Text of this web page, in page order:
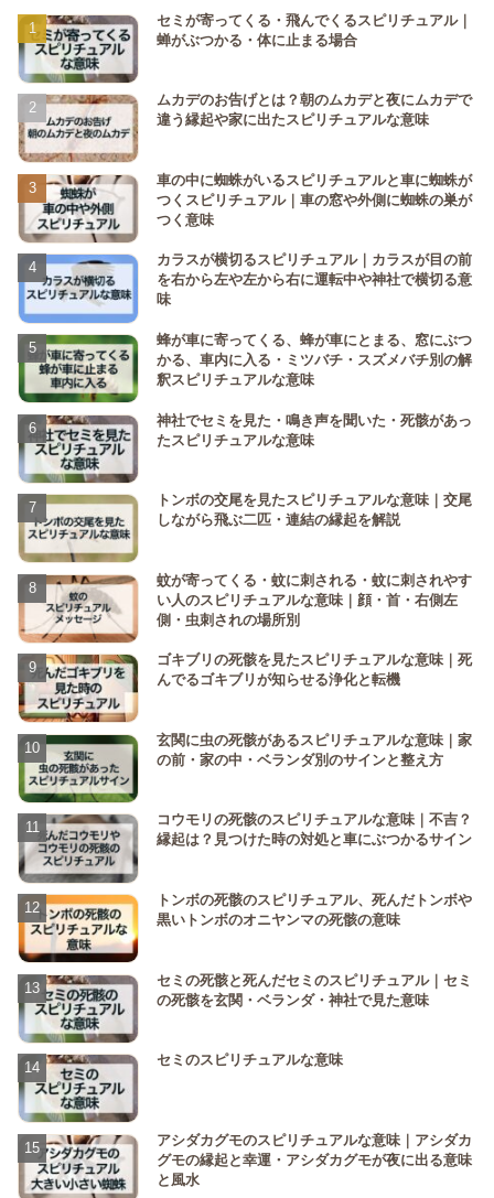
セミが寄ってくる・飛んでくるスピリチュアル｜
蝉がぶつかる・体に止まる場合
ムカデのお告げとは？朝のムカデと夜にムカデで
違う縁起や家に出たスピリチュアルな意味
車の中に蜘蛛がいるスピリチュアルと車に蜘蛛が
つくスピリチュアル｜車の窓や外側に蜘蛛の巣が
つく意味
カラスが横切るスピリチュアル｜カラスが目の前
を右から左や左から右に運転中や神社で横切る意
味
蜂が車に寄ってくる、蜂が車にとまる、窓にぶつ
かる、車内に入る・ミツバチ・スズメバチ別の解
釈スピリチュアルな意味
神社でセミを見た・鳴き声を聞いた・死骸があっ
たスピリチュアルな意味
トンボの交尾を見たスピリチュアルな意味｜交尾
しながら飛ぶ二匹・連結の縁起を解説
蚊が寄ってくる・蚊に刺される・蚊に刺されやす
い人のスピリチュアルな意味｜顔・首・右側左
側・虫刺されの場所別
ゴキブリの死骸を見たスピリチュアルな意味｜死
んでるゴキブリが知らせる浄化と転機
玄関に虫の死骸があるスピリチュアルな意味｜家
の前・家の中・ベランダ別のサインと整え方
コウモリの死骸のスピリチュアルな意味｜不吉？
縁起は？見つけた時の対処と車にぶつかるサイン
トンボの死骸のスピリチュアル、死んだトンボや
黒いトンボのオニヤンマの死骸の意味
セミの死骸と死んだセミのスピリチュアル｜セミ
の死骸を玄関・ベランダ・神社で見た意味
セミのスピリチュアルな意味
アシダカグモのスピリチュアルな意味｜アシダカ
グモの縁起と幸運・アシダカグモが夜に出る意味
と風水